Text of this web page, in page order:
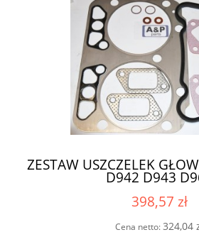
ZESTAW USZCZELEK
D942 D943
398,57 zł
Cena netto:324,04